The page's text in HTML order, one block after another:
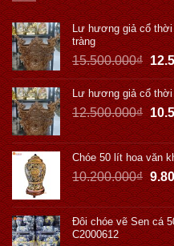
Lư hương giả cổ
tràng
15.500.000₫
Lư hương giả cổ
12.500.000₫
Chóe 50 lít hoa văn
10.200.000₫
Đôi chóe vẽ Sen cá
C2000612